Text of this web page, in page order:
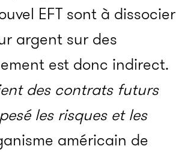
EFT sont à dissocier
argent sur des
est donc indirect.
des contrats futurs
les risques et les
américain de